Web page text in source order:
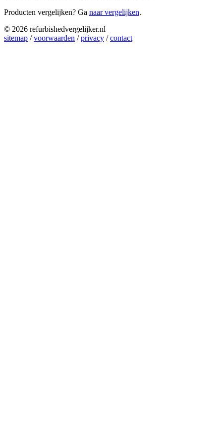
Producten vergelijken? Ga naar vergelijken.
© 2026 refurbishedvergelijker.nl
sitemap /voorwaarden /privacy /contact